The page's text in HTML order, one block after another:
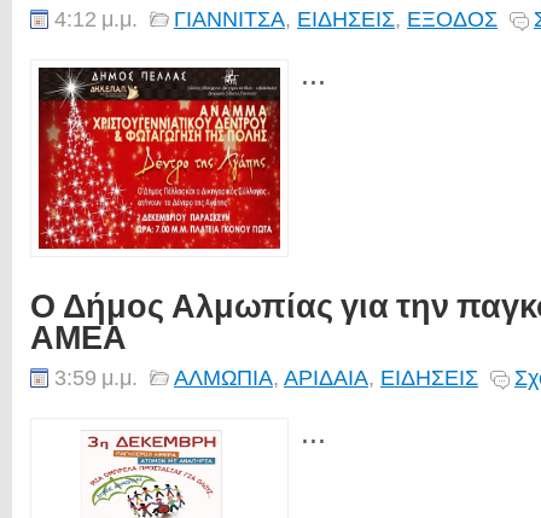
4:12 μ.μ. ΓΙΑΝΝΙΤΣΑ, ΕΙΔΗΣΕΙΣ, ΕΞΟΔΟΣ
...
Ο Δήμος Αλμωπίας για την
ΑΜΕΑ
3:59 μ.μ. ΑΛΜΩΠΙΑ, ΑΡΙΔΑΙΑ, ΕΙΔΗΣΕΙΣ
...